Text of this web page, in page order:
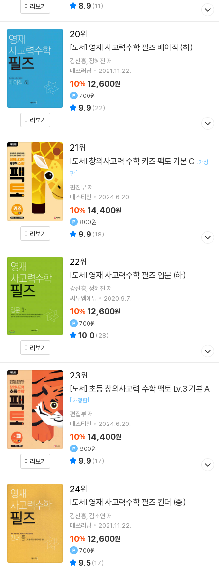
미리보기 8.9 (11)
20
미리보기
[도서] 영재 사고력수학 필즈 베이직 (하)
강신흥 정혜진 저
매쓰러닝
2021.11.22.
10% 12,600원
700원
9.9 (22)
21
미리보기
[도서] 창의사고력 수학 키즈 팩토 기본 C [개정
판]
편집부 저
매스티안
2024.6.20.
10% 14,400원
800원
9.9 (18)
22
미리보기
[도서] 영재 사고력수학 필즈 입문 (하)
강신흥 정혜진 저
씨투엠에듀
2020.9.7.
10% 12,600원
700원
10.0 (28)
23
미리보기
[도서] 초등 창의사고력 수학 팩토 Lv.3 기본 A
[개정판]
편집부 저
매스티안
2024.6.20.
10% 14,400원
800원
9.9 (17)
24
[도서] 영재 사고력수학 필즈 킨더 (중)
강신흥 김소연 저
매쓰러닝
2021.11.22.
10% 12,600원
700원
9.5(17)